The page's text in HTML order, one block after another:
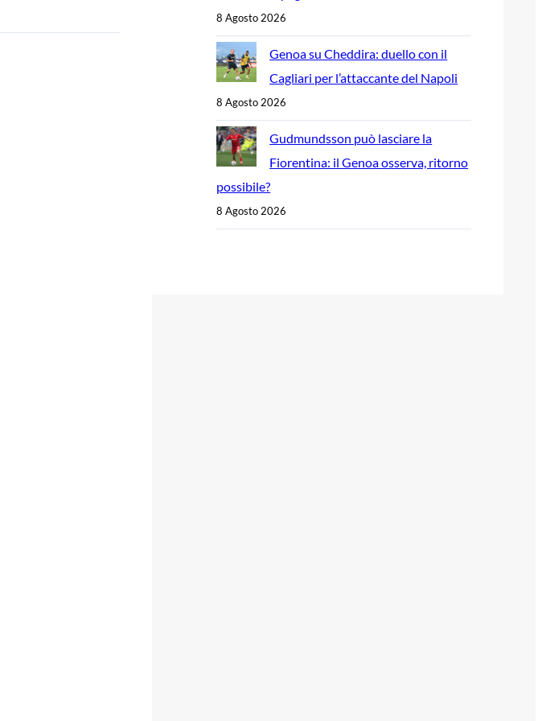
8 Agosto 2026
Genoa su Cheddira: duello con il
Cagliari per l’attaccante del Napoli
8 Agosto 2026
Gudmundsson può lasciare la
Fiorentina: il Genoa osserva, ritorno
possibile?
8 Agosto 2026